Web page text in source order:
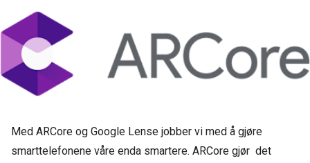
Med ARCore og Google Lense jobber vi med å gjøre
smarttelefonene våre enda smartere. ARCore gjør det